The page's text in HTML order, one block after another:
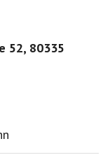
Teilnehmer
pro
sich die
mindestens 2
Biergarten.
52, 80335